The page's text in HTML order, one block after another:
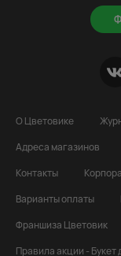
О Цветовике
Адреса магазинов
Контакты
Варианты оплаты
Франшиза Цветовик
Правила акции - Букет